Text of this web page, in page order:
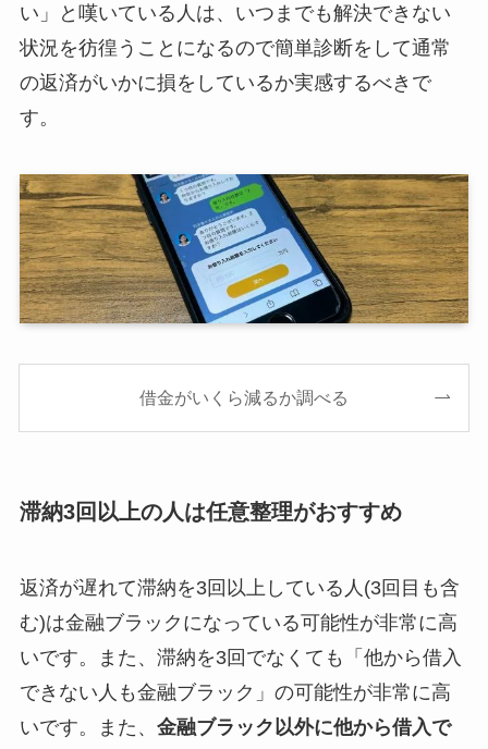
い」と嘆いている人は、いつまでも解決できない
状況を彷徨うことになるので簡単診断をして通常
の返済がいかに損をしているか実感するべきで
す。
借金がいくら減るか調べる
滞納3回以上の人は任意整理がおすすめ
返済が遅れて滞納を3回以上している人(3回目も含
む)は金融ブラックになっている可能性が非常に高
いです。また、滞納を3回でなくても「他から借入
できない人も金融ブラック」の可能性が非常に高
いです。また、 金融ブラック以外に他から借入で